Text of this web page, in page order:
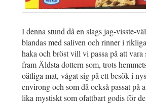
I denna stund då en slags jag-visste-
blandas med saliven och rinner i
haka och bröst vill vi passa på att
fram Äldsta dottern som, trots
oätliga mat, vågat sig på ett besök i
environg och som då också passat på
lika mystiskt som ofattbart godis för